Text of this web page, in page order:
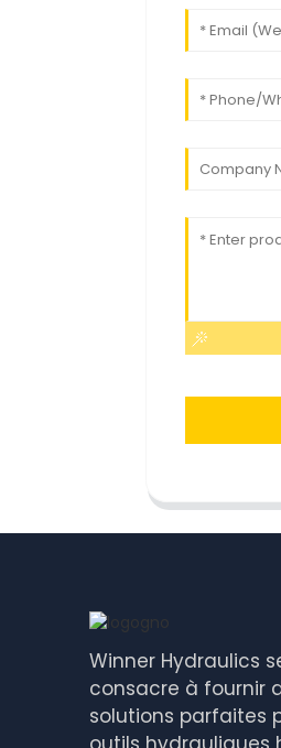
Winner Hydraulics
consacre à fournir
solutions parfaites